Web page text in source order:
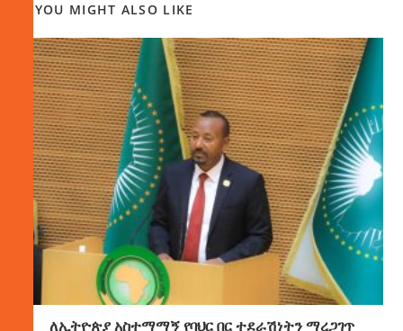
YOU MIGHT ALSO LIKE
ለኢትዮጵያ አስተማማኝ የባህር በር ተደራሽነትን ማረጋገጥ